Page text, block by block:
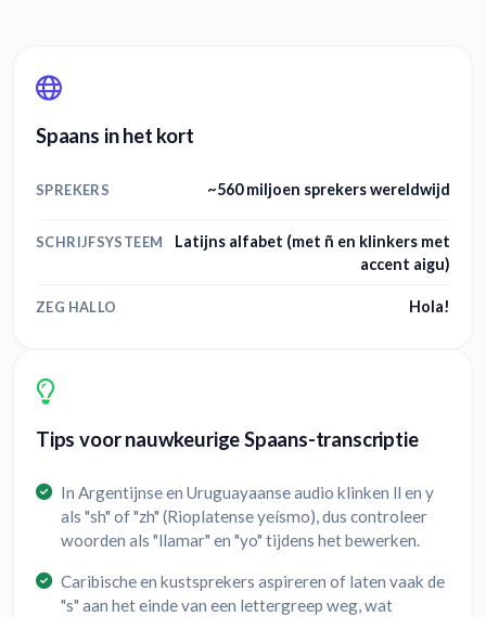
Spaans in het kort
SPREKERS ~560 miljoen sprekers wereldwijd
SCHRIJFSYSTEEM
Latijns alfabet (met ñ en klinkers met
accent aigu)
ZEG HALLO Hola!
Tips voor nauwkeurige Spaans-transcriptie
In Argentijnse en Uruguayaanse audio klinken ll en y
als "sh" of "zh" (Rioplatense yeísmo), dus controleer
woorden als "llamar" en "yo" tijdens het bewerken.
Caribische en kustsprekers aspireren of laten vaak de
"s" aan het einde van een lettergreep weg, wat